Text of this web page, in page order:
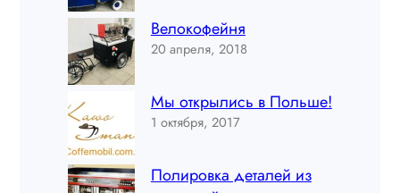
Велокофейня
20 апреля, 2018
Мы открылись в Польше!
1 октября, 2017
Полировка деталей из